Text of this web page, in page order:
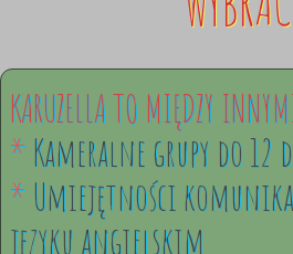
KARUZELLA TO MIĘDZY
* Kameralne grupy do 12
* Umiejętności
języku angielskim